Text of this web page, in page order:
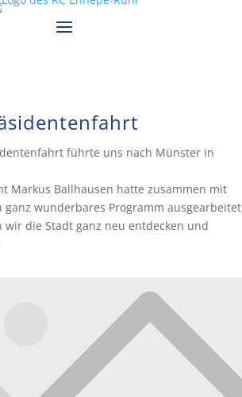
führte uns nach Münster in
Markus Ballhausen hatte zusammen mit
ganz wunderbares Programm ausgearbeitet
die Stadt ganz neu entdecken und